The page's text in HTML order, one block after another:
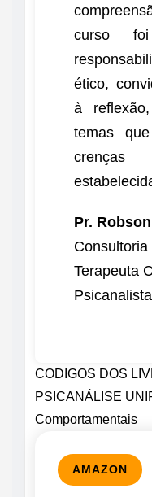
curso
ético,
à
temas
Pr.
Consultoria
Terapeuta
CODIGOS DOS
PSICANÁLISE
Comportamentais
AMAZON